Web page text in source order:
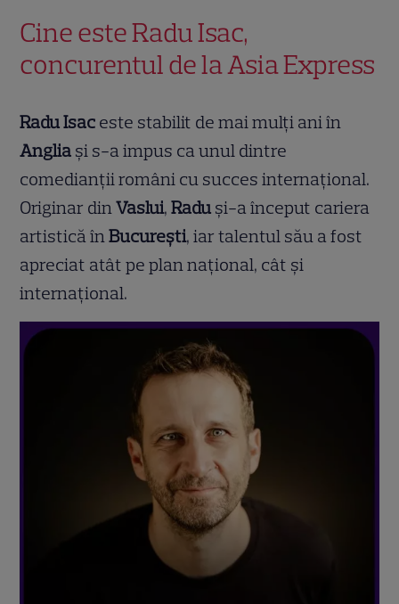
Cine este Radu Isac,
concurentul de la Asia Express
Radu Isac este stabilit de mai mulți ani în
Anglia și s-a impus ca unul dintre
comedianții români cu succes internațional.
Originar dinVaslui,Radu și-a început cariera
artistică înBucurești, iar talentul său a fost
apreciat atât pe plan național, cât și
internațional.